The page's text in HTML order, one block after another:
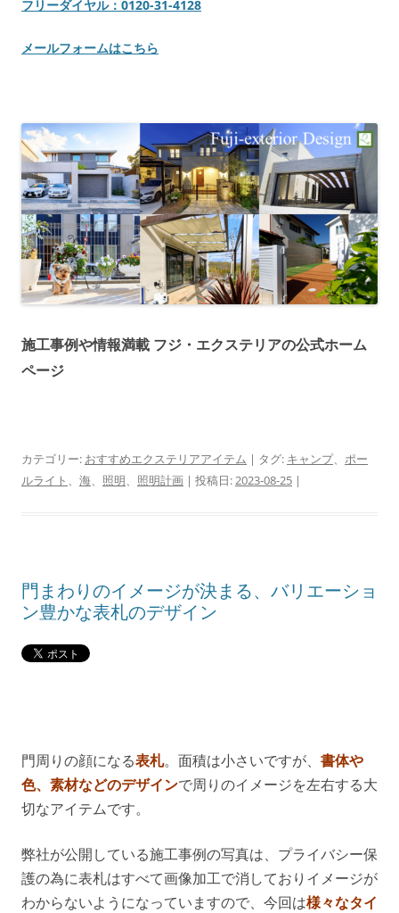
フリーダイヤル：0120-31-4128
メールフォームはこちら
施工事例や情報満載 フジ・エクステリアの公式ホーム
ページ
カテゴリー: おすすめエクステリアアイテム | タグ: キャンプ、 ポー
ルライト 、 海、 照明、 照明計画 | 投稿日:2023-08-25 |
門まわりのイメージが決まる、バリエーショ
ン豊かな表札のデザイン
門周りの顔になる表札。面積は小さいですが、 書体や
色、素材などのデザインで周りのイメージを左右する大
切なアイテムです。
弊社が公開している施工事例の写真は、プライバシー保
護の為に表札はすべて画像加工で消しておりイメージが
わからないようになっていますので、今回は様々なタイ